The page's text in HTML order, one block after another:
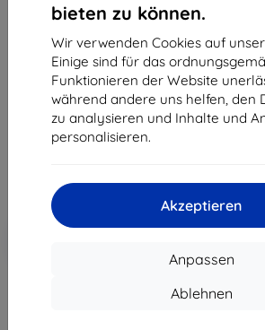
bieten zu können.
Wir verwenden Cookies auf
Einige sind für das
Funktionieren der Website
während andere uns helfen, den
zu analysieren und Inhalte und
personalisieren.
Akzeptieren
Anpassen
Ablehnen
3MK Silver Protect+ Sony Xperia 1
Nassmontierte antimikrobielle
Geeignet für: Sony Xperia 1 IV
15,90 €
7,12 €
ohne MWSt5,98 €
Rabatt mit Gutschein